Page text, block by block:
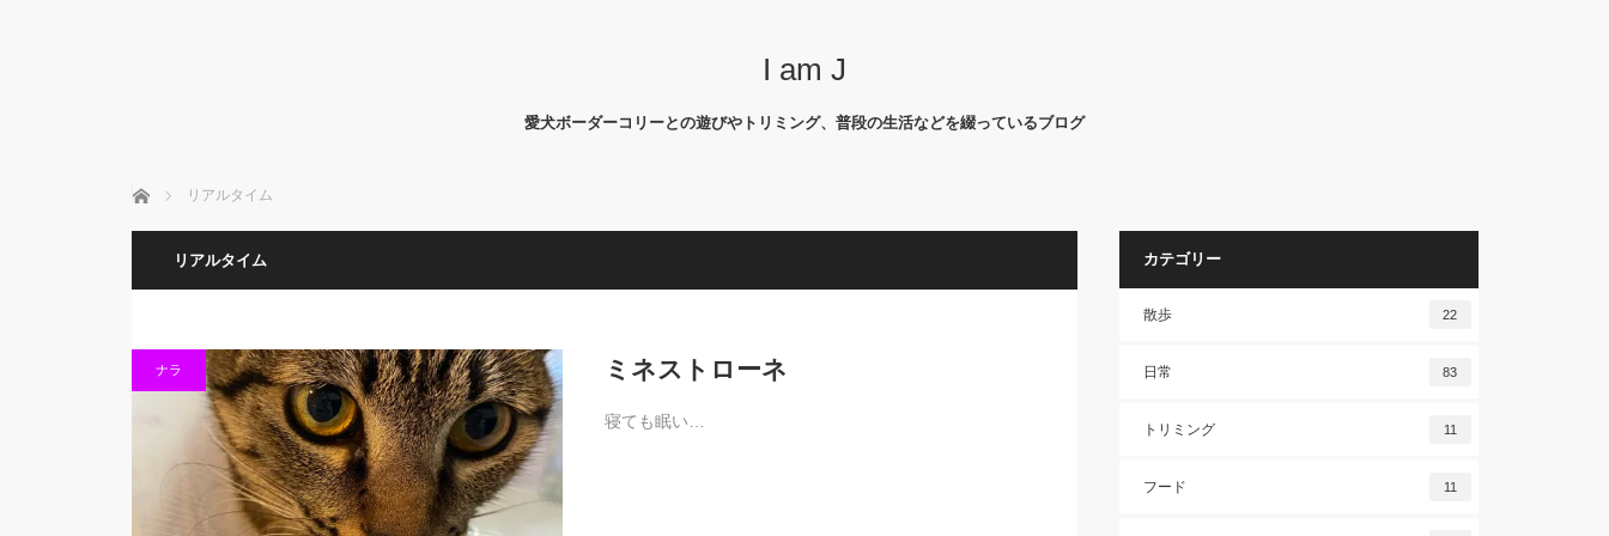
I am J
愛犬ボーダーコリーとの遊びやトリミング、普段の生活などを綴っているブログ
ホーム リアルタイム
リアルタイム
ナラ ミネストローネ
寝ても眠い…
カテゴリー
散歩 22
日常 83
トリミング 11
フード 11